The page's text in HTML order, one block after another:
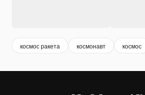
космос ракета космонавт космос